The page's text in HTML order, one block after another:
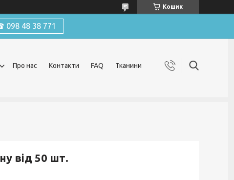
Кошик
098 48 38 771
Про нас Контакти FAQ Тканини
від 50 шт.